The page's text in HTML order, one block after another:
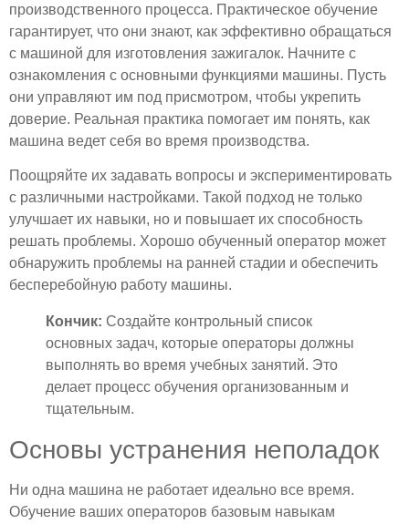
производственного процесса. Практическое обучение
гарантирует, что они знают, как эффективно обращаться
с машиной для изготовления зажигалок. Начните с
ознакомления с основными функциями машины. Пусть
они управляют им под присмотром, чтобы укрепить
доверие. Реальная практика помогает им понять, как
машина ведет себя во время производства.
Поощряйте их задавать вопросы и экспериментировать
с различными настройками. Такой подход не только
улучшает их навыки, но и повышает их способность
решать проблемы. Хорошо обученный оператор может
обнаружить проблемы на ранней стадии и обеспечить
бесперебойную работу машины.
Кончик: Создайте контрольный список
основных задач, которые операторы должны
выполнять во время учебных занятий. Это
делает процесс обучения организованным и
тщательным.
Основы устранения неполадок
Ни одна машина не работает идеально все время.
Обучение ваших операторов базовым навыкам